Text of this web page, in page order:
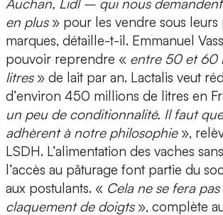
Auchan, Lidl – qui nous
en plus» pour les vendre sous leurs
marques, détaille-t-il. Emmanuel
pouvoir reprendre « entre 50 et 60
litres» de lait par an. Lactalis veut
d’environ 450 millions de litres en
un peu de conditionnalité. Il faut
adhèrent à notre philosophie »,
LSDH. L’alimentation des vaches
l’accès au pâturage font partie du
aux postulants. « Cela ne se fera pas
claquement de doigts», complète